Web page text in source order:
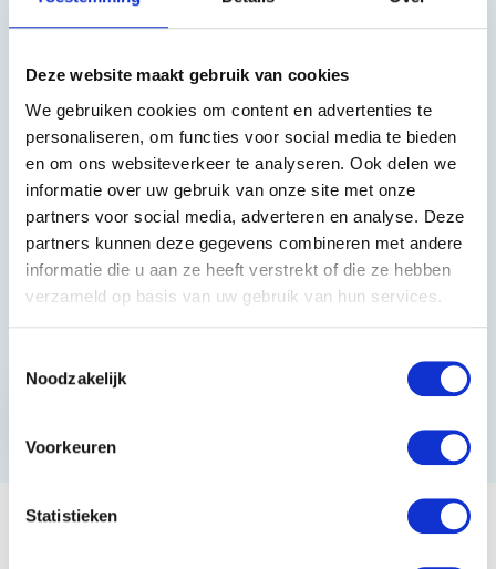
Deze website maakt gebruik van cookies
We gebruiken cookies om content en advertenties te
personaliseren, om functies voor social media te bieden
en om ons websiteverkeer te analyseren. Ook delen we
informatie over uw gebruik van onze site met onze
partners voor social media, adverteren en analyse. Deze
partners kunnen deze gegevens combineren met andere
informatie die u aan ze heeft verstrekt of die ze hebben
verzameld op basis van uw gebruik van hun services.
Noodzakelijk
Voorkeuren
Statistieken
085 002 0715
0229-700241
info@equiroyal.nl
Abonneer
* Lees hier de wettelijke beperkingen
Klantenservice